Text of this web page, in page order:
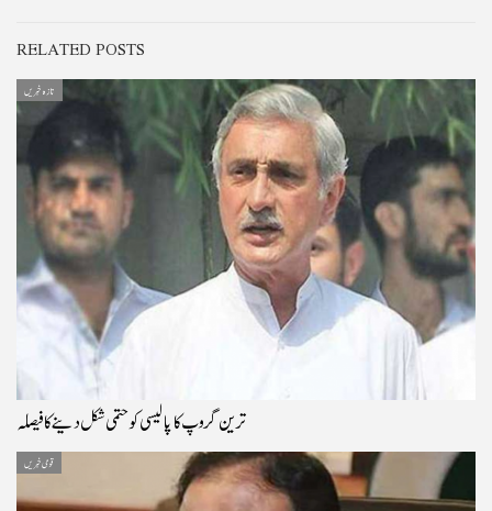
RELATED POSTS
تازہ خبریں
ترین گروپ کا پالیسی کو حتمی شکل دینے کا فیصلہ
قومی خبریں